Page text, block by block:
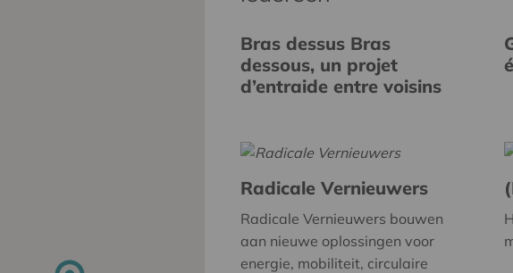
Bras dessus Bras
dessous, un projet
d’entraide entre voisins
Radicale Vernieuwers
Radicale Vernieuwers bouwen
aan nieuwe oplossingen voor
energie, mobiliteit, circulaire